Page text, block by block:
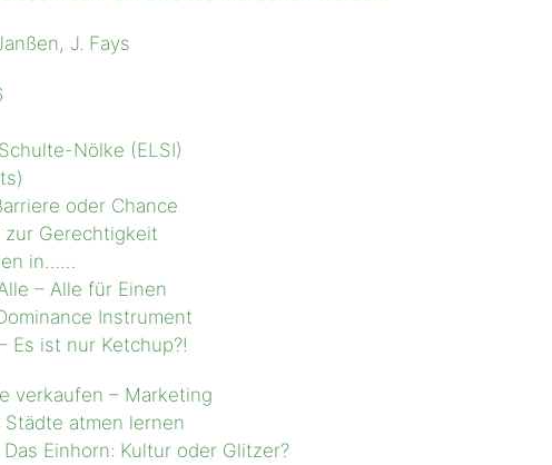
J. Fays
Nölke (ELSI)
oder Chance
Gerechtigkeit
in……
– Alle für Einen
Instrument
Es ist nur Ketchup?!
verkaufen – Marketing
Städte atmen lernen
Einhorn: Kultur oder Glitzer?